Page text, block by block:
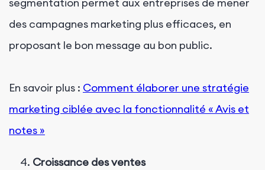
segmentation permet aux entreprises de mener
des campagnes marketing plus efficaces, en
proposant le bon message au bon public.
En savoir plus : Comment élaborer une stratégie
marketing ciblée avec la fonctionnalité « Avis et
notes »
Croissance des ventes